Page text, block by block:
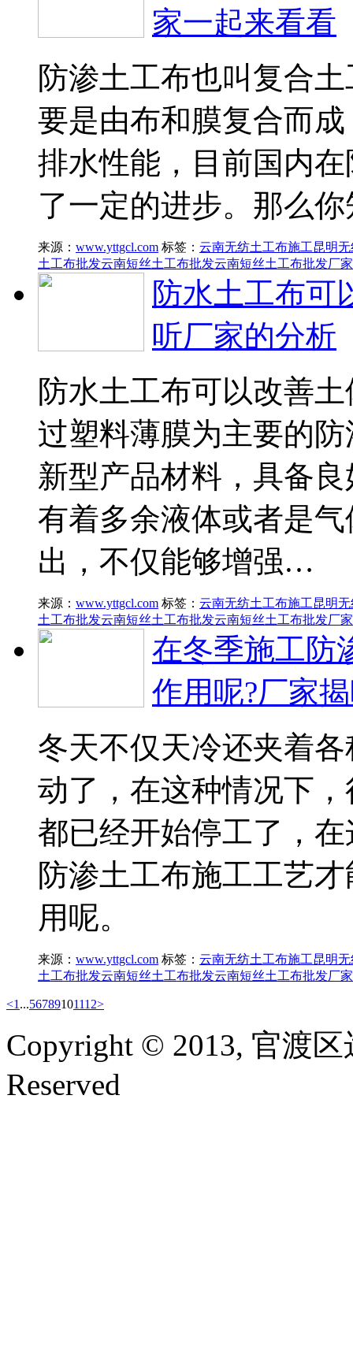
家一起来看看
防渗土工布也叫复合
要是由布和膜复合而
排水性能，目前国内
了一定的进步。那么
来源： www.yttgcl.com 标签： 云南无纺土工布施工昆明
土工布批发云南短丝土工布批发云南短丝土工布批发厂家
防水土工布可
听厂家的分析
防水土工布可以改善
过塑料薄膜为主要的
新型产品材料，具备
有着多余液体或者是
出，不仅能够增强…
来源： www.yttgcl.com 标签： 云南无纺土工布施工昆明
土工布批发云南短丝土工布批发云南短丝土工布批发厂家
在冬季施工防
作用呢?厂家
冬天不仅天冷还夹着
动了，在这种情况下
都已经开始停工了，
防渗土工布施工工艺
用呢。
来源： www.yttgcl.com 标签： 云南无纺土工布施工昆明
土工布批发云南短丝土工布批发云南短丝土工布批发厂家
<1 ...56789101112>
Copyright © 2013, 官渡
Reserved